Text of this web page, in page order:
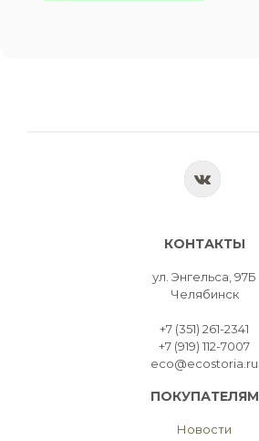
КОНТАКТЫ
ул. Энгельса, 97Б
Челябинск
+7 (351) 261-2341
+7 (919) 112-7007
eco@ecostoria.ru
ПОКУПАТЕЛЯМ
Новости